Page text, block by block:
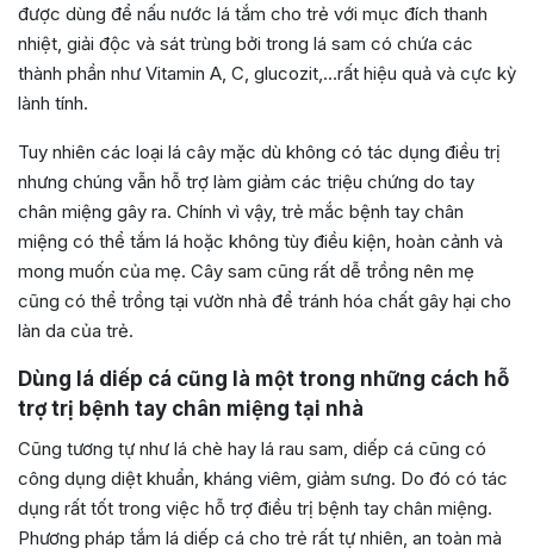
được dùng để nấu nước lá tắm cho trẻ với mục đích thanh
nhiệt, giải độc và sát trùng bởi trong lá sam có chứa các
thành phần như Vitamin A, C, glucozit,…rất hiệu quả và cực kỳ
lành tính.
Tuy nhiên các loại lá cây mặc dù không có tác dụng điều trị
nhưng chúng vẫn hỗ trợ làm giảm các triệu chứng do tay
chân miệng gây ra. Chính vì vậy, trẻ mắc bệnh tay chân
miệng có thể tắm lá hoặc không tùy điều kiện, hoàn cảnh và
mong muốn của mẹ. Cây sam cũng rất dễ trồng nên mẹ
cũng có thể trồng tại vườn nhà để tránh hóa chất gây hại cho
làn da của trẻ.
Dùng lá diếp cá cũng là một trong những cách hỗ
trợ trị bệnh tay chân miệng tại nhà
Cũng tương tự như lá chè hay lá rau sam, diếp cá cũng có
công dụng diệt khuẩn, kháng viêm, giảm sưng. Do đó có tác
dụng rất tốt trong việc hỗ trợ điều trị bệnh tay chân miệng.
Phương pháp tắm lá diếp cá cho trẻ rất tự nhiên, an toàn mà